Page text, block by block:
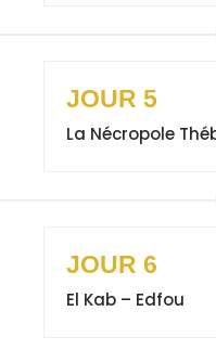
JOUR 5
La Nécropole
JOUR 6
El Kab – Edfou